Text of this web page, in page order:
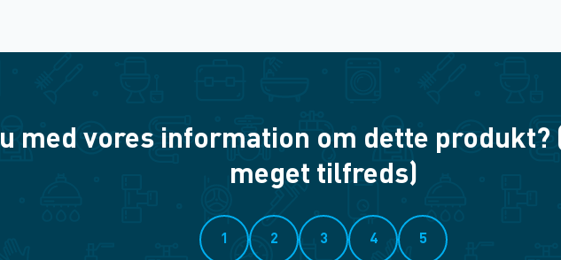
med vores information om dette produkt?
meget tilfreds)
1 2 3 4 5